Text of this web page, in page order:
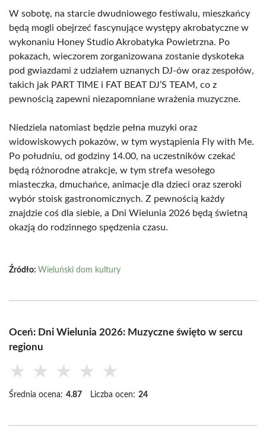
W sobotę, na starcie dwudniowego festiwalu, mieszkańcy
będą mogli obejrzeć fascynujące występy akrobatyczne w
wykonaniu Honey Studio Akrobatyka Powietrzna. Po
pokazach, wieczorem zorganizowana zostanie dyskoteka
pod gwiazdami z udziałem uznanych DJ-ów oraz zespołów,
takich jak PART TIME i FAT BEAT DJ’S TEAM, co z
pewnością zapewni niezapomniane wrażenia muzyczne.
Niedziela natomiast będzie pełna muzyki oraz
widowiskowych pokazów, w tym wystąpienia Fly with Me.
Po południu, od godziny 14.00, na uczestników czekać
będą różnorodne atrakcje, w tym strefa wesołego
miasteczka, dmuchańce, animacje dla dzieci oraz szeroki
wybór stoisk gastronomicznych. Z pewnością każdy
znajdzie coś dla siebie, a Dni Wielunia 2026 będą świetną
okazją do rodzinnego spędzenia czasu.
Źródło: Wieluński dom kultury
Oceń: Dni Wielunia 2026: Muzyczne święto w sercu
regionu
★ ★ ★ ★ ★
Średnia ocena: 4.87 Liczba ocen: 24